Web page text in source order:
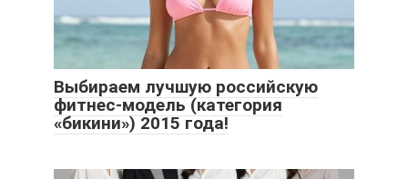
Выбираем лучшую российскую
фитнес-модель (категория
«бикини») 2015 года!